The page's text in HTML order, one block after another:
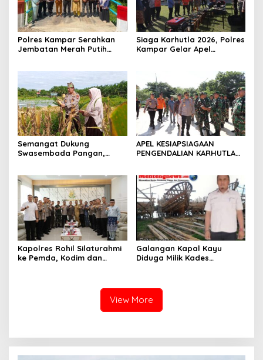
Polres Kampar Serahkan
Jembatan Merah Putih
Siaga Karhutla 2026, Polres
Kampar Gelar Apel
Semangat Dukung
Swasembada Pangan,
Sendayan
APEL KESIAPSIAGAAN
PENGENDALIAN KARHUTLA
SINERGI HADAPI MUSIM
KEMARAU DAN POTENSI EL
NINO
Kapolres Rohil Silaturahmi
ke Pemda, Kodim dan
Galangan Kapal Kayu
Diduga Milik Kades
Material Kapal Kayu
Diduga dari Hasil Ilegal
Logging
View More